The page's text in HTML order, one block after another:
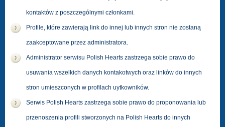
kontaktów z poszczególnymi członkami.
Profile, które zawierają link do innej lub innych stron nie zostaną
zaakceptowane przez administratora.
Administrator serwisu Polish Hearts zastrzega sobie prawo do
usuwania wszelkich danych kontakotwych oraz linków do innych
stron umieszconych w profilach uytkowników.
Serwis Polish Hearts zastrzega sobie prawo do proponowania lub
przenoszenia profili stworzonych na Polish Hearts do innych